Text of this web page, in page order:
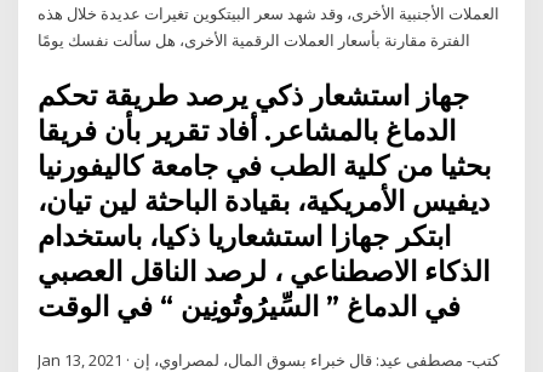
العملات الأجنبية الأخرى، وقد شهد سعر البيتكوين تغيرات عديدة خلال هذه
الفترة مقارنة بأسعار العملات الرقمية الأخرى، هل سألت نفسك يومًا
جهاز استشعار ذكي يرصد طريقة تحكم
الدماغ بالمشاعر. أفاد تقرير بأن فريقا
بحثيا من كلية الطب في جامعة كاليفورنيا
ديفيس الأمريكية، بقيادة الباحثة لين تيان،
ابتكر جهازا استشعاريا ذكيا، باستخدام
الذكاء الاصطناعي ، لرصد الناقل العصبي
في الدماغ ” السِّيرُوتُونِين “ في الوقت
Jan 13, 2021 · كتب- مصطفى عيد: قال خبراء بسوق المال، لمصراوي، إن